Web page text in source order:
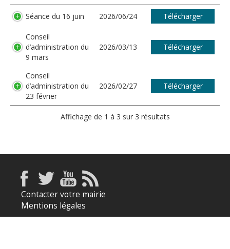
Séance du 16 juin 2026/06/24 Télécharger
Conseil
d’administration du
9 mars
2026/03/13 Télécharger
Conseil
d’administration du
23 février
2026/02/27 Télécharger
Affichage de 1 à 3 sur 3 résultats
Contacter votre mairie
Mentions légales